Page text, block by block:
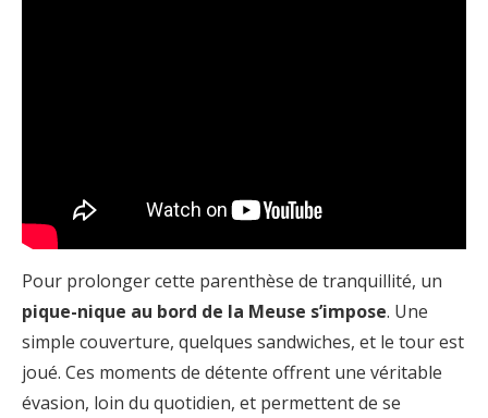
Pour prolonger cette parenthèse de tranquillité, un
pique-nique au bord de la Meuse s’impose. Une
simple couverture, quelques sandwiches, et le tour est
joué. Ces moments de détente offrent une véritable
évasion, loin du quotidien, et permettent de se